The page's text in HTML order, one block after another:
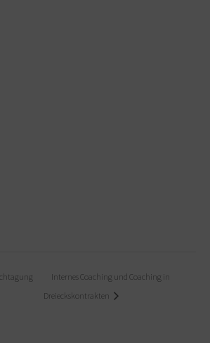
Internes Coaching und Coaching in
Dreieckskontrakten